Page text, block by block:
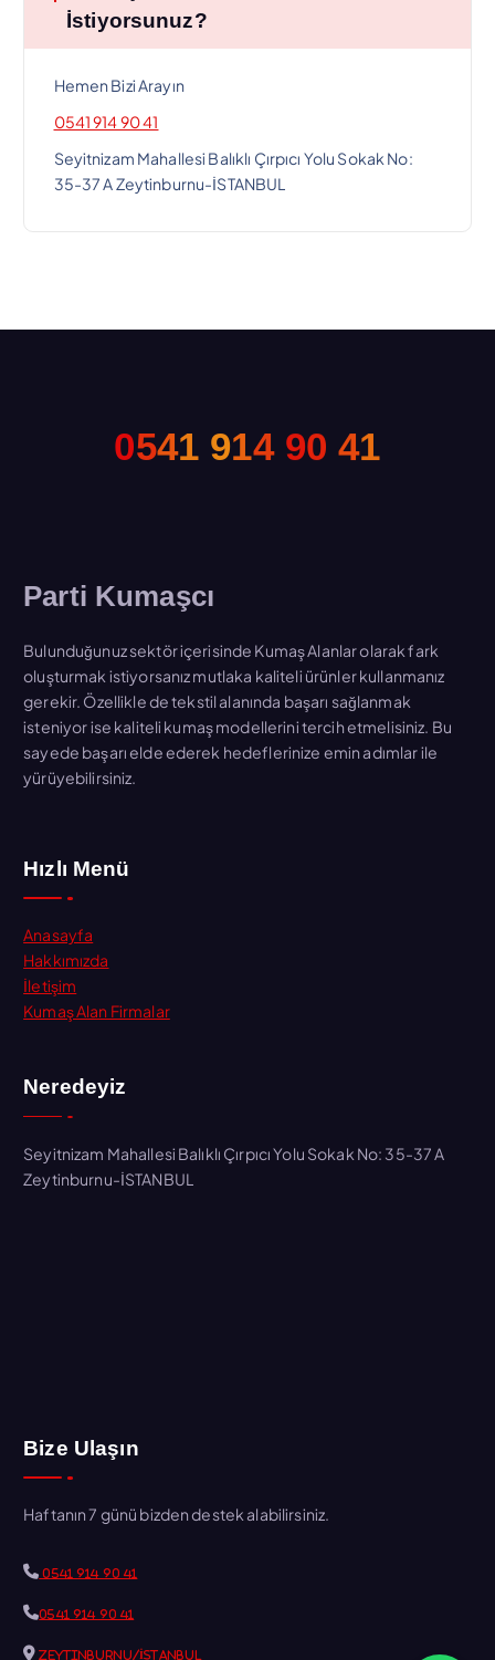
İstiyorsunuz?
Hemen Bizi Arayın
0541 914 90 41
Seyitnizam Mahallesi Balıklı Çırpıcı Yolu Sokak No:
35-37 A Zeytinburnu-İSTANBUL
0541 914 90 41
Parti Kumaşcı
Bulunduğunuz sektör içerisinde Kumaş Alanlar olarak fark
oluşturmak istiyorsanız mutlaka kaliteli ürünler kullanmanız
gerekir. Özellikle de tekstil alanında başarı sağlanmak
isteniyor ise kaliteli kumaş modellerini tercih etmelisiniz. Bu
sayede başarı elde ederek hedeflerinize emin adımlar ile
yürüyebilirsiniz.
Hızlı Menü
Anasayfa
Hakkımızda
İletişim
Kumaş Alan Firmalar
Neredeyiz
Seyitnizam Mahallesi Balıklı Çırpıcı Yolu Sokak No: 35-37 A
Zeytinburnu-İSTANBUL
Bize Ulaşın
Haftanın 7 günü bizden destek alabilirsiniz.
0541 914 90 41
0541 914 90 41
Zeytinburnu/İSTANBUL